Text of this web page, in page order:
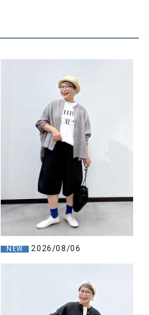
NEW 2026/08/06